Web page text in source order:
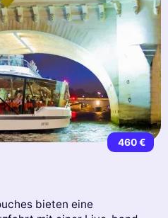
460 €
bieten eine